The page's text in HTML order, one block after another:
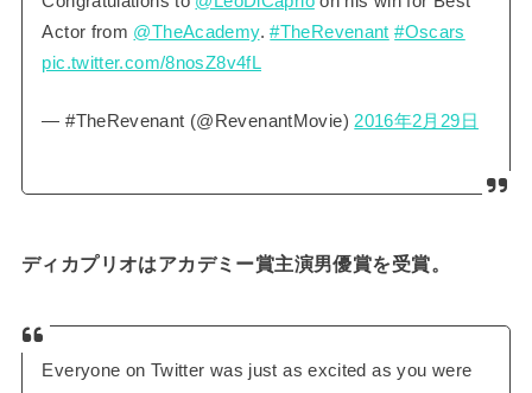
Actor from @TheAcademy.#TheRevenant #Oscars
pic.twitter.com/8nosZ8v4fL
— #TheRevenant (@RevenantMovie)2016年2月29日
ディカプリオはアカデミー賞主演男優賞を受賞。
Everyone on Twitter was just as excited as you were